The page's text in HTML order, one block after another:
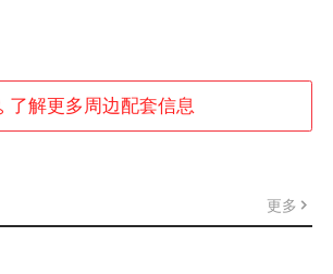
了解更多周边配套信息
更多